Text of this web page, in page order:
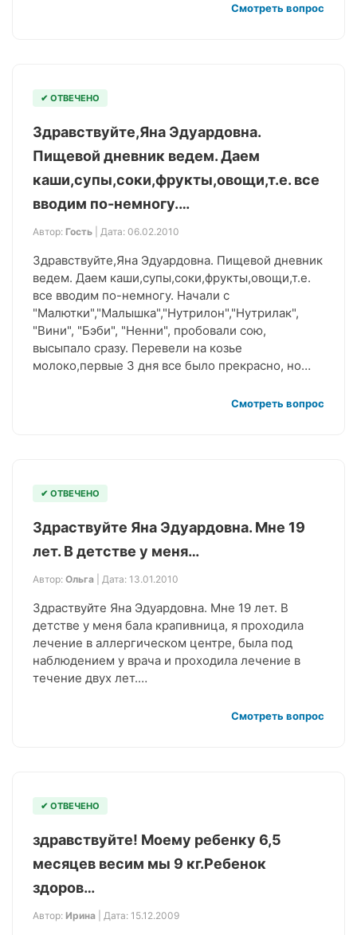
Смотреть вопрос
✔ ОТВЕЧЕНО
Здравствуйте,Яна Эдуардовна.
Пищевой дневник ведем. Даем
каши,супы,соки,фрукты,овощи,т.е. все
вводим по-немногу.…
Автор: Гость | Дата: 06.02.2010
Здравствуйте,Яна Эдуардовна. Пищевой дневник
ведем. Даем каши,супы,соки,фрукты,овощи,т.е.
все вводим по-немногу. Начали с
"Малютки","Малышка","Нутрилон","Нутрилак",
"Вини", "Бэби", "Ненни", пробовали сою,
высыпало сразу. Перевели на козье
молоко,первые 3 дня все было прекрасно, но…
Смотреть вопрос
✔ ОТВЕЧЕНО
Здраствуйте Яна Эдуардовна. Мне 19
лет. В детстве у меня…
Автор: Ольга | Дата: 13.01.2010
Здраствуйте Яна Эдуардовна. Мне 19 лет. В
детстве у меня бала крапивница, я проходила
лечение в аллергическом центре, была под
наблюдением у врача и проходила лечение в
течение двух лет.…
Смотреть вопрос
✔ ОТВЕЧЕНО
здравствуйте! Моему ребенку 6,5
месяцев весим мы 9 кг.Ребенок
здоров…
Автор: Ирина | Дата: 15.12.2009